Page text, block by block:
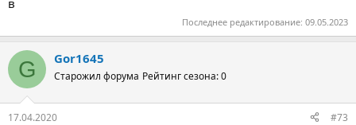
Последнее редактирование: 09.05.2023
G Gor1645
Старожил форума Рейтинг сезона: 0
17.04.2020 #73